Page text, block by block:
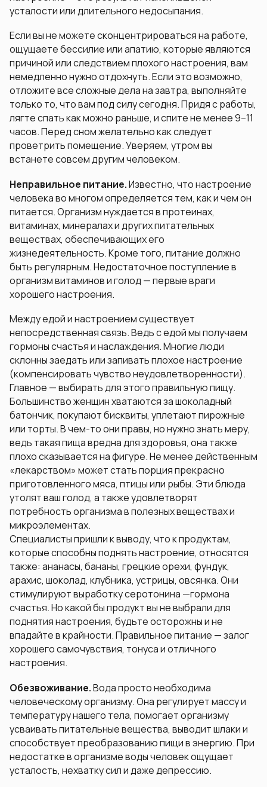
усталости или длительного недосыпания.
Если вы не можете сконцентрироваться на работе,
ощущаете бессилие или апатию, которые являются
причиной или следствием плохого настроения, вам
немедленно нужно отдохнуть. Если это возможно,
отложите все сложные дела на завтра, выполняйте
только то, что вам под силу сегодня. Придя с работы,
лягте спать как можно раньше, и спите не менее 9–11
часов. Перед сном желательно как следует
проветрить помещение. Уверяем, утром вы
встанете совсем другим человеком.
Неправильное питание.Известно, что настроение
человека во многом определяется тем, как и чем он
питается. Организм нуждается в протеинах,
витаминах, минералах и других питательных
веществах, обеспечивающих его
жизнедеятельность. Кроме того, питание должно
быть регулярным. Недостаточное поступление в
организм витаминов и голод — первые враги
хорошего настроения.
Между едой и настроением существует
непосредственная связь. Ведь с едой мы получаем
гормоны счастья и наслаждения. Многие люди
склонны заедать или запивать плохое настроение
(компенсировать чувство неудовлетворенности).
Главное — выбирать для этого правильную пищу.
Большинство женщин хватаются за шоколадный
батончик, покупают бисквиты, уплетают пирожные
или торты. В чем-то они правы, но нужно знать меру,
ведь такая пища вредна для здоровья, она также
плохо сказывается на фигуре. Не менее действенным
«лекарством» может стать порция прекрасно
приготовленного мяса, птицы или рыбы. Эти блюда
утолят ваш голод, а также удовлетворят
потребность организма в полезных веществах и
микроэлементах.
Специалисты пришли к выводу, что к продуктам,
которые способны поднять настроение, относятся
также: ананасы, бананы, грецкие орехи, фундук,
арахис, шоколад, клубника, устрицы, овсянка. Они
стимулируют выработку серотонина —гормона
счастья. Но какой бы продукт вы не выбрали для
поднятия настроения, будьте осторожны и не
впадайте в крайности. Правильное питание — залог
хорошего самочувствия, тонуса и отличного
настроения.
Обезвоживание.Вода просто необходима
человеческому организму. Она регулирует массу и
температуру нашего тела, помогает организму
усваивать питательные вещества, выводит шлаки и
способствует преобразованию пищи в энергию. При
недостатке в организме воды человек ощущает
усталость, нехватку сил и даже депрессию.